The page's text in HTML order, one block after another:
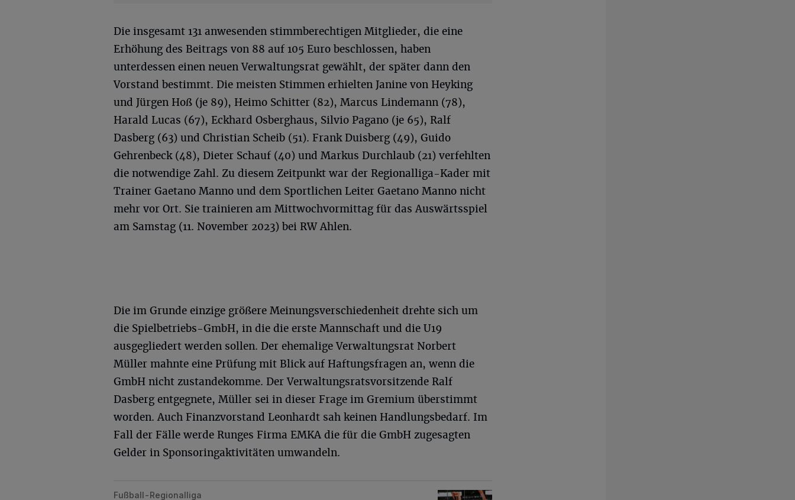
Die insgesamt 131 anwesenden stimmberechtigen Mitglieder, die eine
Erhöhung des Beitrags von 88 auf 105 Euro beschlossen, haben
unterdessen einen neuen Verwaltungsrat gewählt, der später dann den
Vorstand bestimmt. Die meisten Stimmen erhielten Janine von Heyking
und Jürgen Hoß (je 89), Heimo Schitter (82), Marcus Lindemann (78),
Harald Lucas (67), Eckhard Osberghaus, Silvio Pagano (je 65), Ralf
Dasberg (63) und Christian Scheib (51). Frank Duisberg (49), Guido
Gehrenbeck (48), Dieter Schauf (40) und Markus Durchlaub (21) verfehlten
die notwendige Zahl. Zu diesem Zeitpunkt war der Regionalliga-Kader mit
Trainer Gaetano Manno und dem Sportlichen Leiter Gaetano Manno nicht
mehr vor Ort. Sie trainieren am Mittwochvormittag für das Auswärtsspiel
am Samstag (11. November 2023) bei RW Ahlen.
Die im Grunde einzige größere Meinungsverschiedenheit drehte sich um
die Spielbetriebs-GmbH, in die die erste Mannschaft und die U19
ausgegliedert werden sollen. Der ehemalige Verwaltungsrat Norbert
Müller mahnte eine Prüfung mit Blick auf Haftungsfragen an, wenn die
GmbH nicht zustandekomme. Der Verwaltungsratsvorsitzende Ralf
Dasberg entgegnete, Müller sei in dieser Frage im Gremium überstimmt
worden. Auch Finanzvorstand Leonhardt sah keinen Handlungsbedarf. Im
Fall der Fälle werde Runges Firma EMKA die für die GmbH zugesagten
Gelder in Sponsoringaktivitäten umwandeln.
WSV: Rasen in Topform, die Organisation soll es werden
Fußball-Regionalliga